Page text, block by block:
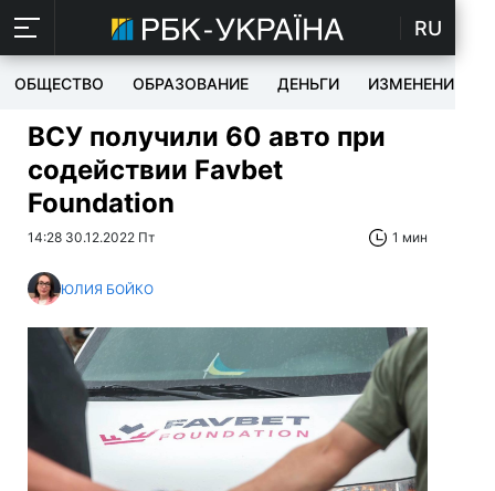
RU
ОБЩЕСТВО ОБРАЗОВАНИЕ ДЕНЬГИ ИЗМЕНЕНИЯ
ВСУ получили 60 авто при
содействии Favbet
Foundation
14:28 30.12.2022 Пт 1 мин
ЮЛИЯ БОЙКО